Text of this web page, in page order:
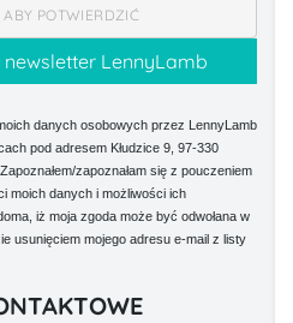
POTWIERDZIĆ
danych osobowych przez LennyLamb
pod adresem Kłudzice 9, 97-330
zapoznałam się z pouczeniem
moich danych i możliwości ich
iż moja zgoda może być odwołana w
usunięciem mojego adresu e-mail z listy